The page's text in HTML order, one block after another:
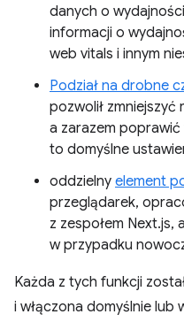
danych o
informacji o
web vitals i innym
Podział na drobne
pozwolił
a zarazem
to domyślne
oddzielny element
przeglądarek,
z zespołem Next.js,
w przypadku
Każda z tych funkcji
i włączona domyślnie